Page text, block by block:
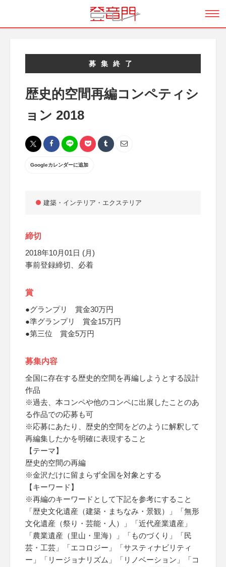
募集終了
歴史的空間再編コンペティシ
ョン 2018
Googleカレンダーに追加
建築・インテリア・エクステリア
締切
2018年10月01日 (月)
事前登録締切、必着
賞
●グランプリ 賞金30万円
●準グランプリ 賞金15万円
●第三位 賞金5万円
募集内容
全国に存在する歴史的空間を再編しようとする設計
作品
※過去、本コンペや他のコンペに出展したことのあ
る作品での応募も可
※応募にあたり、歴史的空間をどのように解釈して
再編集したかを明確に表現すること
【テーマ】
歴史的空間の再編
※金沢だけに留まらず全国を対象とする
【キーワード】
※再編のキーワードとして下記を参考にすること
「歴史文化遺産（建築・まちなみ・景観）」「無形
文化遺産（祭り・芸能・人）」「近代産業遺産」
「農業遺産（里山・里海）」「ものづくり」「民
芸・工芸」「エコロジー」「サスティナビリティ
ー」「リージョナリズム」「リノベーション」「コ